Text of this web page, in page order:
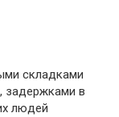
складками
задержками в
людей